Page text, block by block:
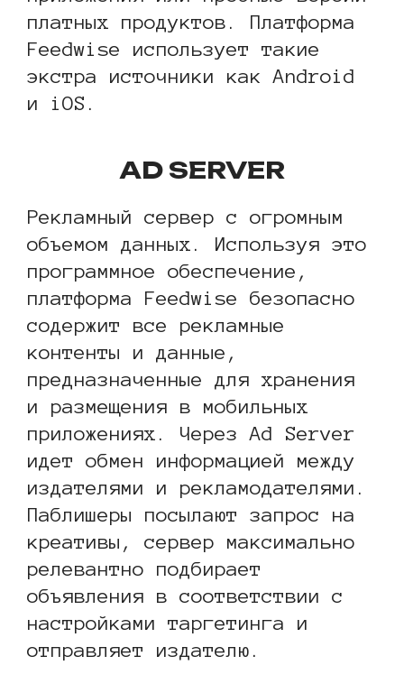
платных продуктов. Платформа
Feedwise использует такие
экстра источники как Android
и iOS.
AD SERVER
Рекламный сервер с огромным
объемом данных. Используя это
программное обеспечение,
платформа Feedwise безопасно
содержит все рекламные
контенты и данные,
предназначенные для хранения
и размещения в мобильных
приложениях. Через Ad Server
идет обмен информацией между
издателями и рекламодателями.
Паблишеры посылают запрос на
креативы, сервер максимально
релевантно подбирает
объявления в соответствии с
настройками таргетинга и
отправляет издателю.